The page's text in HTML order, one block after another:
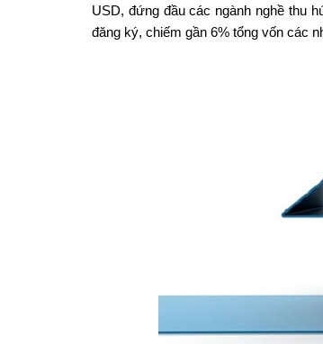
USD, đứng đầu các ngành nghề thu
đăng ký, chiếm gần 6% tổng vốn các